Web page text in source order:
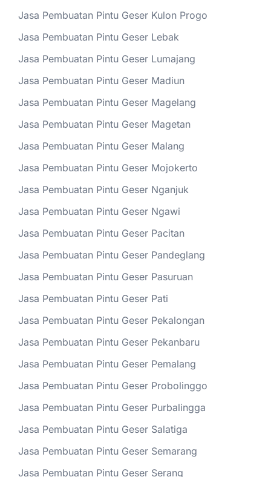
Jasa Pembuatan Pintu Geser Kulon Progo
Jasa Pembuatan Pintu Geser Lebak
Jasa Pembuatan Pintu Geser Lumajang
Jasa Pembuatan Pintu Geser Madiun
Jasa Pembuatan Pintu Geser Magelang
Jasa Pembuatan Pintu Geser Magetan
Jasa Pembuatan Pintu Geser Malang
Jasa Pembuatan Pintu Geser Mojokerto
Jasa Pembuatan Pintu Geser Nganjuk
Jasa Pembuatan Pintu Geser Ngawi
Jasa Pembuatan Pintu Geser Pacitan
Jasa Pembuatan Pintu Geser Pandeglang
Jasa Pembuatan Pintu Geser Pasuruan
Jasa Pembuatan Pintu Geser Pati
Jasa Pembuatan Pintu Geser Pekalongan
Jasa Pembuatan Pintu Geser Pekanbaru
Jasa Pembuatan Pintu Geser Pemalang
Jasa Pembuatan Pintu Geser Probolinggo
Jasa Pembuatan Pintu Geser Purbalingga
Jasa Pembuatan Pintu Geser Salatiga
Jasa Pembuatan Pintu Geser Semarang
Jasa Pembuatan Pintu Geser Serang